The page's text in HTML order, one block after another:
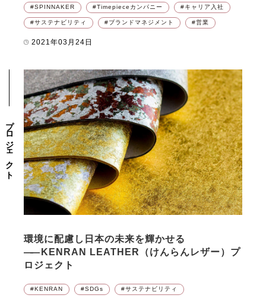
SPINNAKER Timepieceカンパニー キャリア入社
サステナビリティ ブランドマネジメント 営業
2021年03月24日
プロジェクト
環境に配慮し日本の未来を輝かせる
―― KENRAN LEATHER（けんらんレザー）プ
ロジェクト
KENRAN SDGs サステナビリティ